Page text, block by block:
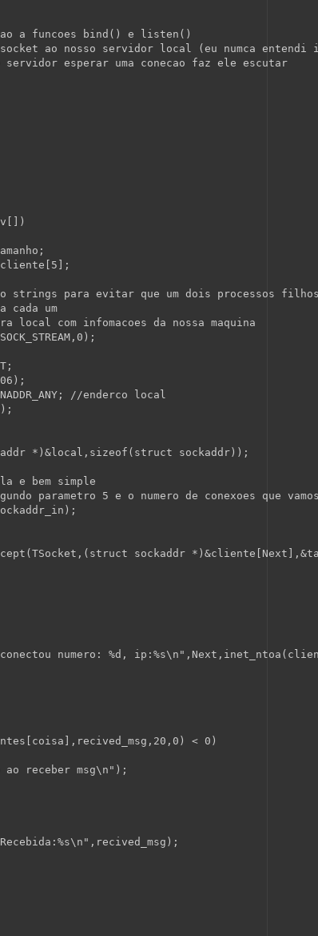
a funcoes bind() e listen()
ao nosso servidor local (eu numca
esperar uma conecao faz ele escutar
strings para evitar que um dois processos filhos
cada um
local com infomacoes da nossa maquina
//enderco local
*)&local, sizeof ( struct sockaddr));
e bem simple
parametro 5 e o numero de conexoes que
struct sockaddr
numero: %d, ip:%s\n"
< 0)
ao receber msg\n" );
,recived_msg);